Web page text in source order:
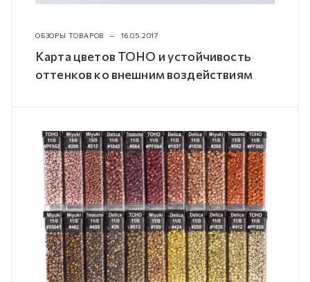
ОБЗОРЫ ТОВАРОВ — 16.05.2017
Карта цветов TOHO и устойчивость
оттенков ко внешним воздействиям